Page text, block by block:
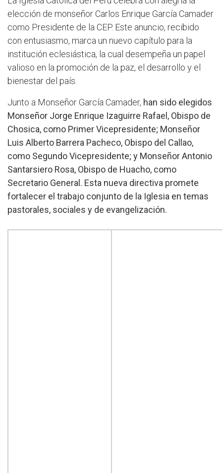
elección de monseñor Carlos Enrique García Camader
como Presidente de la CEP. Este anuncio, recibido
con entusiasmo, marca un nuevo capítulo para la
institución eclesiástica, la cual desempeña un papel
valioso en la promoción de la paz, el desarrollo y el
bienestar del país.
Junto a Monseñor García Camader, han sido elegidos
Monseñor Jorge Enrique Izaguirre Rafael, Obispo de
Chosica, como Primer Vicepresidente; Monseñor
Luis Alberto Barrera Pacheco, Obispo del Callao,
como Segundo Vicepresidente; y Monseñor Antonio
Santarsiero Rosa, Obispo de Huacho, como
Secretario General. Esta nueva directiva promete
fortalecer el trabajo conjunto de la Iglesia en temas
pastorales, sociales y de evangelización.